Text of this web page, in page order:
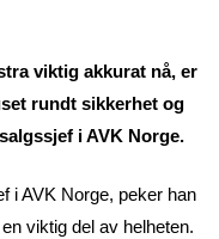
viktig akkurat nå, er
rundt sikkerhet og
i AVK Norge.
i AVK Norge, peker han
viktig del av helheten.